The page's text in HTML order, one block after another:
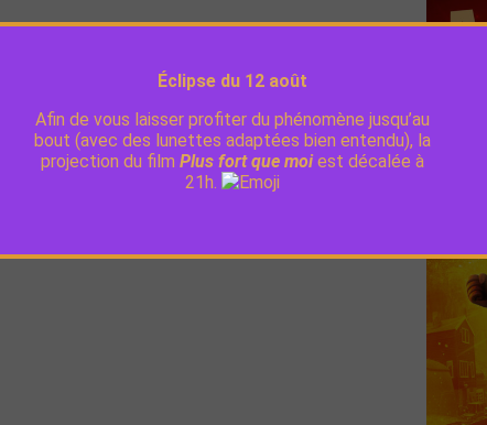
Todd Bishop Monrad Vistven, Line Verndal
l’école, ses amis, et sa passion pour les
papa est Super Lion, le super-héros le plus
ses pouvoirs et de plonger dans l’aventure
!
Éclipse du 12 août
Afin de vous laisser profiter du phénomène jusqu’au
bout (avec des lunettes adaptées bien entendu), la
projection du film Plus fort que moi est décalée à
21h.